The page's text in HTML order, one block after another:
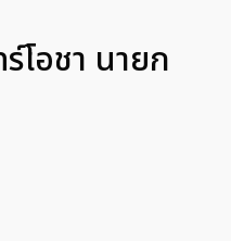
โอชา นายก